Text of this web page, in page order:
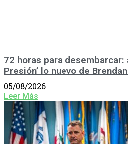
72 horas para desembarcar:
Presión’ lo nuevo de
05/08/2026
Leer Más